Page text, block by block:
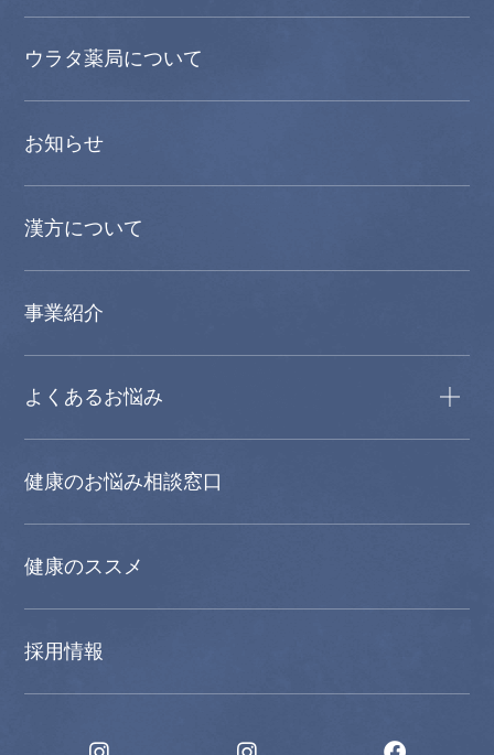
ウラタ薬局について
お知らせ
漢方について
事業紹介
よくあるお悩み
健康のお悩み相談窓口
健康のススメ
採用情報